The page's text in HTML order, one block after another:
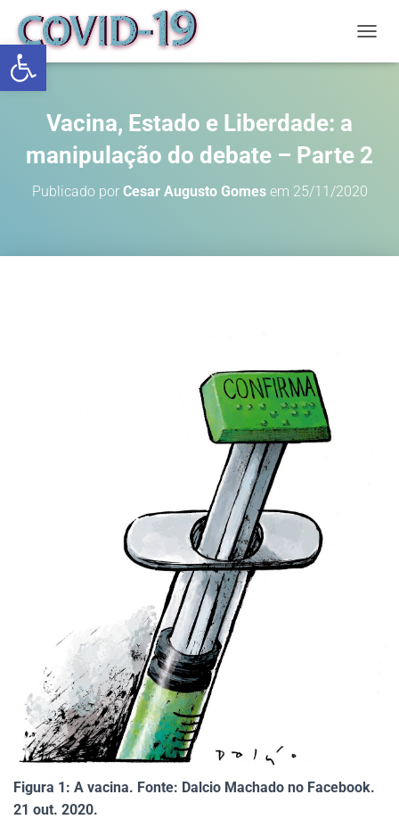
Abrir a barra de ferramentas
Vacina, Estado e Liberdade: a
manipulação do debate – Parte 2
Publicado por Cesar Augusto Gomesem 25/11/2020
Figura 1: A vacina. Fonte: Dalcio Machado no Facebook.
21 out. 2020.